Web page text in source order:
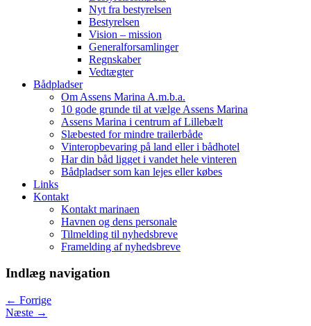
Nyt fra bestyrelsen
Bestyrelsen
Vision – mission
Generalforsamlinger
Regnskaber
Vedtægter
Bådpladser
Om Assens Marina A.m.b.a.
10 gode grunde til at vælge Assens Marina
Assens Marina i centrum af Lillebælt
Slæbested for mindre trailerbåde
Vinteropbevaring på land eller i bådhotel
Har din båd ligget i vandet hele vinteren
Bådpladser som kan lejes eller købes
Links
Kontakt
Kontakt marinaen
Havnen og dens personale
Tilmelding til nyhedsbreve
Framelding af nyhedsbreve
Indlæg navigation
← Forrige
Næste →